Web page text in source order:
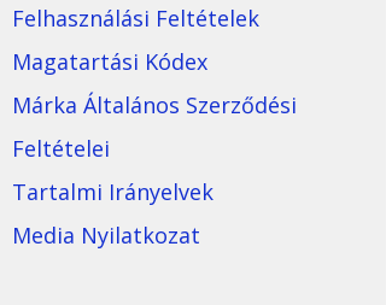
Felhasználási Feltételek
Magatartási Kódex
Márka Általános Szerződési
Feltételei
Tartalmi Irányelvek
Media Nyilatkozat